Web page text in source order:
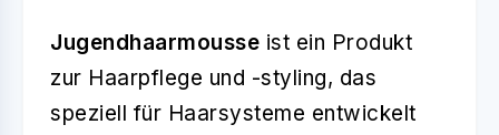
Jugendhaarmousse ist ein Produkt
zur Haarpflege und -styling, das
speziell für Haarsysteme entwickelt